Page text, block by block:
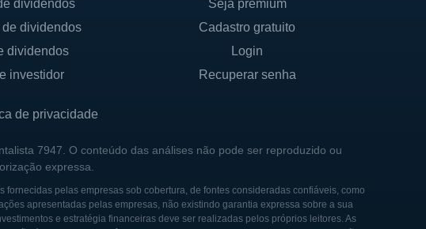
dividendos
dividendos
dividendos
investidor
Seja premium
Cadastro gratuito
Login
Recuperar senha
de privacidade
7947. O conteúdo das análises não pode ser reproduzido ou
expressa.
pelas empresas sob cobertura, de fontes consideradas confiáveis, como
apresentadas pelas empresas, não existindo garantia expressa sobre a sua
e estratégia financeiras deve ser realizadas pelos próprios leitores. As